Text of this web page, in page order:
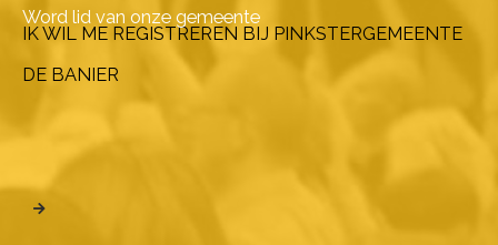
Word lid van onze gemeente
IK WIL ME REGISTREREN BIJ PINKSTERGEMEENTE
DE BANIER